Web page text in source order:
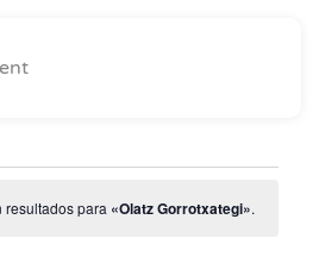
resultados para «Olatz Gorrotxategi».